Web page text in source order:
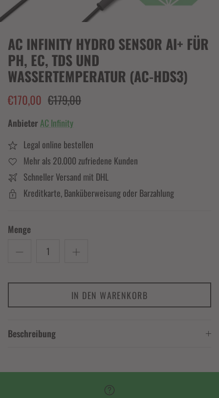
AC INFINITY HYDRO SENSOR AI+ FÜR
PH, EC, TDS UND
WASSERTEMPERATUR (AC-HDS3)
€170,00 €179,00
Anbieter AC Infinity
Legal online bestellen
Mehr als 20.000 zufriedene Kunden
Schneller Versand mit DHL
Kreditkarte, Banküberweisung oder Barzahlung
Menge
IN DEN WARENKORB
Beschreibung